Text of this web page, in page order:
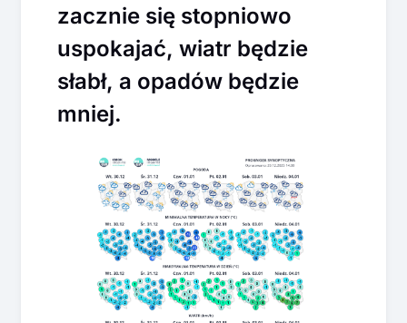
zacznie się stopniowo
uspokajać, wiatr będzie
słabł, a opadów będzie
mniej.